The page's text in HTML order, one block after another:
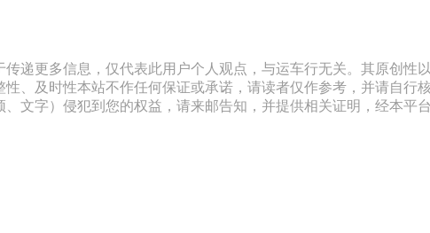
递更多信息，仅代表此用户个人观点，与运车行无关。其原创性
、及时性本站不作任何保证或承诺，请读者仅作参考，并请自行
文字）侵犯到您的权益，请来邮告知，并提供相关证明，经本平